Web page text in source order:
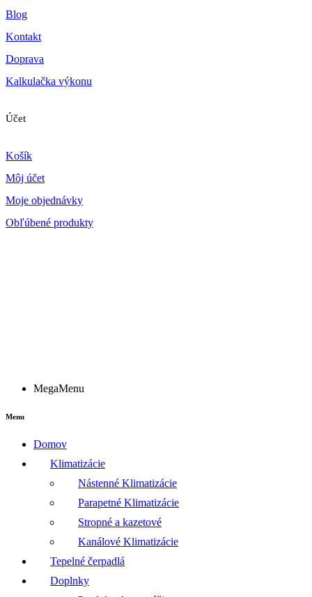
Blog
Kontakt
Doprava
Kalkulačka výkonu
Účet
Košík
Môj účet
Moje objednávky
Obľúbené produkty
MegaMenu
Menu
Domov
Klimatizácie
Nástenné Klimatizácie
Parapetné Klimatizácie
Stropné a kazetové
Kanálové Klimatizácie
Tepelné čerpadlá
Doplnky